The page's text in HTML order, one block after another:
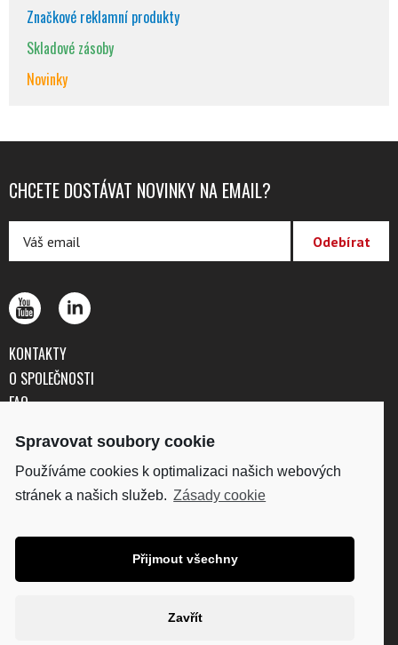
Značkové reklamní produkty
Skladové zásoby
Novinky
CHCETE DOSTÁVAT NOVINKY NA EMAIL?
KONTAKTY
O SPOLEČNOSTI
FAQ
OCHRANA OSOBNÍCH ÚDAJŮ
DISKUS, spol. s r.o.
DIČ: CZ41195183
Fakturační adresa:
Spravovat soubory cookie
Používáme cookies k optimalizaci našich webových
stránek a našich služeb. Zásady cookie
Přijmout všechny
Zavřít